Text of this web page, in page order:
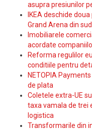
asupra presiunilor
IKEA deschide
Grand Arena din
Imobiliarele
acordate
Reforma regulilor
conditiile pentru
NETOPIA
de plata
Coletele extra-UE
taxa vamala de trei
logistica
Transformarile din